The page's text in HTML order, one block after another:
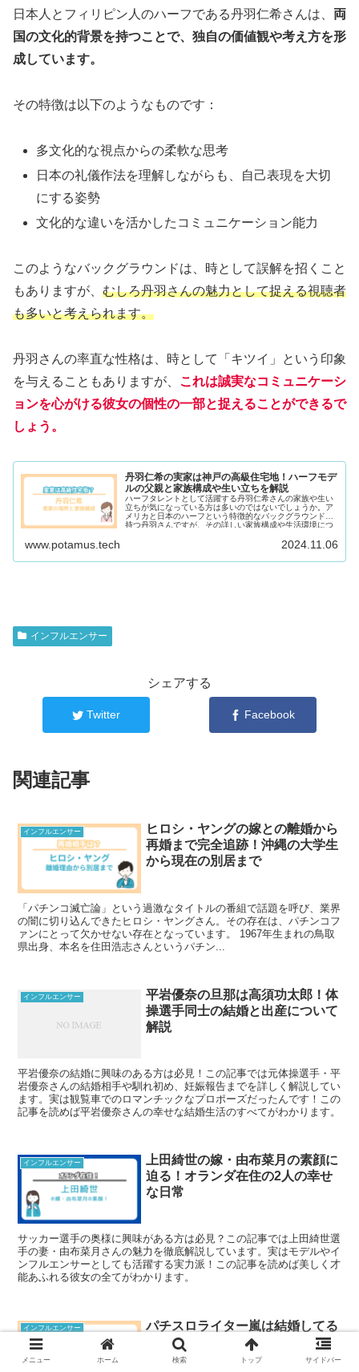
日本人とフィリピン人のハーフである丹羽仁希さんは、 両
国の文化的背景を持つことで、独自の価値観や考え方を形
成しています。
その特徴は以下のようなものです：
多文化的な視点からの柔軟な思考
日本の礼儀作法を理解しながらも、自己表現を大切
にする姿勢
文化的な違いを活かしたコミュニケーション能力
このようなバックグラウンドは、時として誤解を招くこと
もありますが、 むしろ丹羽さんの魅力として捉える視聴者
も多いと考えられます。
丹羽さんの率直な性格は、時として「キツイ」という印象
を与えることもありますが、 これは誠実なコミュニケーシ
ョンを心がける彼女の個性の一部と捉えることができるで
しょう。
丹羽仁希の実家は神戸の高級住宅地！ハーフモデ
ルの父親と家族構成や生い立ちを解説
ハーフタレントとして活躍する丹羽仁希さんの家族や生い
立ちが気になっている方は多いのではないでしょうか。ア
メリカと日本のハーフという特徴的なバックグラウンドを
持つ丹羽さんですが、その詳しい家族構成や生活環境につ
www.potamus.tech 2024.11.06
インフルエンサー
シェアする
Twitter Facebook
関連記事
インフルエンサー
ヒロシ・ヤングの嫁との離婚から
再婚まで完全追跡！沖縄の大学生
から現在の別居まで
「パチンコ滅亡論」という過激なタイトルの番組で話題を呼び、業界
の闇に切り込んできたヒロシ・ヤングさん。その存在は、パチンコフ
ァンにとって欠かせない存在となっています。 1967年生まれの鳥取
県出身、本名を住田浩志さんというパチン...
インフルエンサー
平岩優奈の旦那は高須功太郎！体
操選手同士の結婚と出産について
解説
平岩優奈の結婚に興味のある方は必見！この記事では元体操選手・平
岩優奈さんの結婚相手や馴れ初め、妊娠報告までを詳しく解説してい
ます。実は観覧車でのロマンチックなプロポーズだったんです！この
記事を読めば平岩優奈さんの幸せな結婚生活のすべてがわかります。
インフルエンサー
上田綺世の嫁・由布菜月の素顔に
迫る！オランダ在住の2人の幸せ
な日常
サッカー選手の奥様に興味がある方は必見？この記事では上田綺世選
手の妻・由布菜月さんの魅力を徹底解説しています。実はモデルやイ
ンフルエンサーとしても活躍する実力派！この記事を読めば美しく才
能あふれる彼女の全てがわかります。
インフルエンサー
パチスロライター嵐は結婚してる
の？青山りょうとの噂は本当？
メニュー ホーム 検索 トップ サイドバー